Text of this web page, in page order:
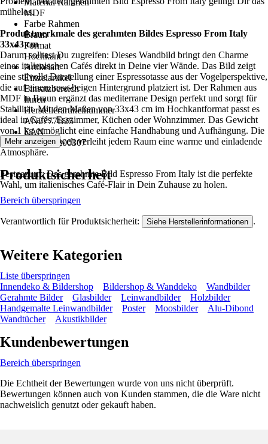
Material Rahmen
MDF
Farbe Rahmen
Braun
Format
Hochkant
Artikelart
Einzelartikel
Einsatzbereich
Innen
Herstellerartikelnummer
AN2777B25
EAN
4052252200307
mühelos.
Produktmerkmale des gerahmten Bildes Espresso From Italy
33x43 cm
Darum solltest Du zugreifen: Dieses Wandbild bringt den Charme
eines italienischen Cafés direkt in Deine vier Wände. Das Bild zeigt
eine stilvolle Darstellung einer Espressotasse aus der Vogelperspektive,
die auf einem rosa-beigen Hintergrund platziert ist. Der Rahmen aus
MDF in Braun ergänzt das mediterrane Design perfekt und sorgt für
Stabilität. Mit den Maßen von 33x43 cm im Hochkantformat passt es
ideal in Cafés, Esszimmer, Küchen oder Wohnzimmer. Das Gewicht
von 1 kg ermöglicht eine einfache Handhabung und Aufhängung. Die
mediterrane Stilwelt verleiht jedem Raum eine warme und einladende
Atmosphäre.
Festgezurrt: Das gerahmte Bild Espresso From Italy ist die perfekte
Wahl, um italienisches Café-Flair in Dein Zuhause zu holen.
Mehr anzeigen
Produktsicherheit
Bereich überspringen
Verantwortlich für Produktsicherheit: Siehe Herstellerinformationen .
Weitere Kategorien
Liste überspringen
Innendeko & Bildershop
Bildershop & Wanddeko
Wandbilder
Gerahmte Bilder
Glasbilder Leinwandbilder
Holzbilder
Handgemalte Leinwandbilder
Poster Moosbilder
Alu-Dibond
Wandtücher
Akustikbilder
Kundenbewertungen
Bereich überspringen
Die Echtheit der Bewertungen wurde von uns nicht überprüft.
Bewertungen können auch von Kunden stammen, die die Ware nicht
nachweislich genutzt oder gekauft haben.